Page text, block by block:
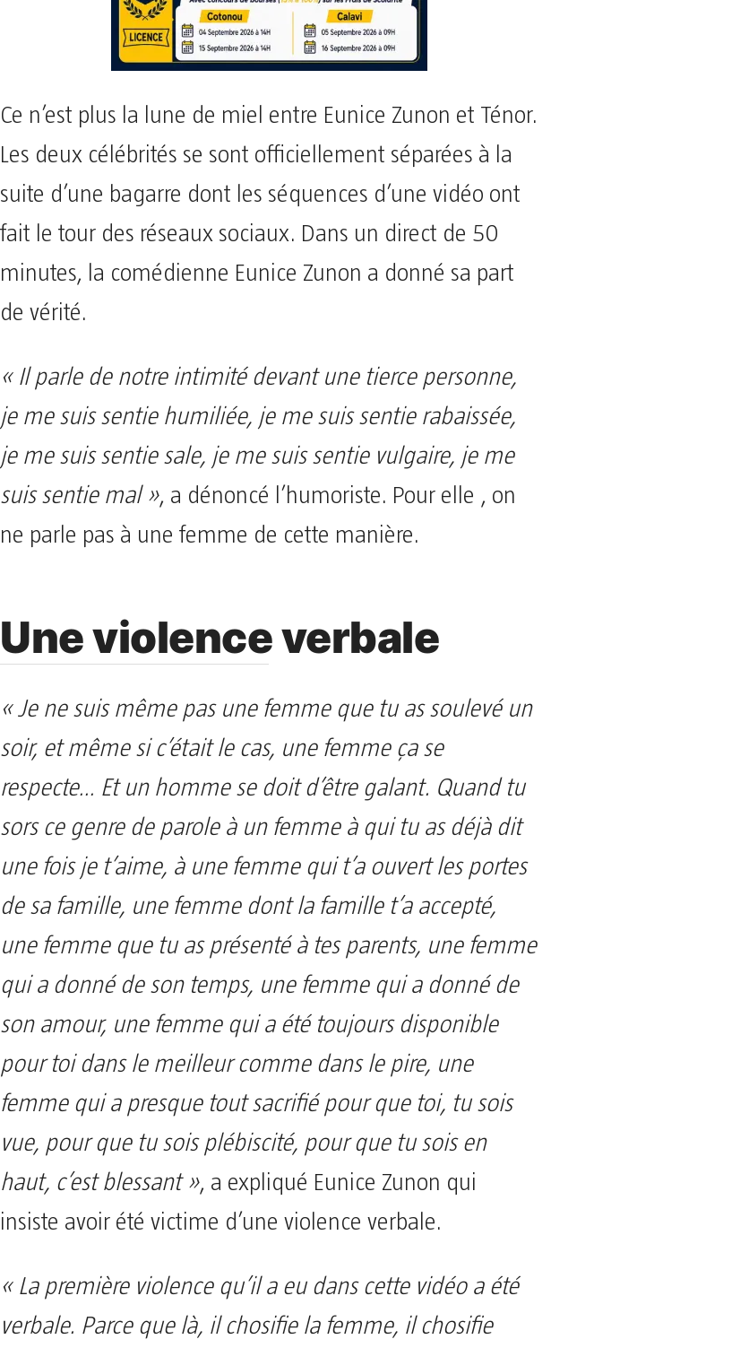
Ce n’est plus la lune de miel entre Eunice Zunon et Ténor.
Les deux célébrités se sont officiellement séparées à la
suite d’une bagarre dont les séquences d’une vidéo ont
fait le tour des réseaux sociaux. Dans un direct de 50
minutes, la comédienne Eunice Zunon a donné sa part
de vérité.
« Il parle de notre intimité devant une tierce personne,
je me suis sentie humiliée, je me suis sentie rabaissée,
je me suis sentie sale, je me suis sentie vulgaire, je me
suis sentie mal », a dénoncé l’humoriste. Pour elle , on
ne parle pas à une femme de cette manière.
Une violence verbale
« Je ne suis même pas une femme que tu as soulevé un
soir, et même si c’était le cas, une femme ça se
respecte… Et un homme se doit d’être galant. Quand tu
sors ce genre de parole à un femme à qui tu as déjà dit
une fois je t’aime, à une femme qui t’a ouvert les portes
de sa famille, une femme dont la famille t’a accepté,
une femme que tu as présenté à tes parents, une femme
qui a donné de son temps, une femme qui a donné de
son amour, une femme qui a été toujours disponible
pour toi dans le meilleur comme dans le pire, une
femme qui a presque tout sacrifié pour que toi, tu sois
vue, pour que tu sois plébiscité, pour que tu sois en
haut, c’est blessant », a expliqué Eunice Zunon qui
insiste avoir été victime d’une violence verbale.
« La première violence qu’il a eu dans cette vidéo a été
verbale. Parce que là, il chosifie la femme, il chosifie